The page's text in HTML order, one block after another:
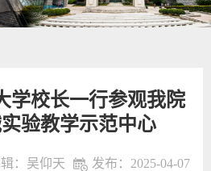
学校长一行参观我院
验教学示范中心
：吴仰天
发布：2025-04-07